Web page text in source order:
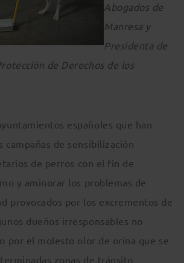
Abogados de
Manresa y
Presidenta de
de Derechos de los
españoles que han
de sensibilización
de perros con el fin de
y aminorar los problemas de
provocados por los excrementos de
dueños irresponsables no
por el molesto olor de orina que se
zonas de tránsito